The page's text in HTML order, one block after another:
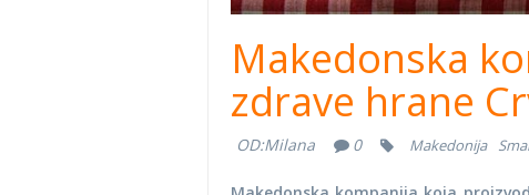
Makedonska
zdrave hrane
OD:Milana 0 Makedonija